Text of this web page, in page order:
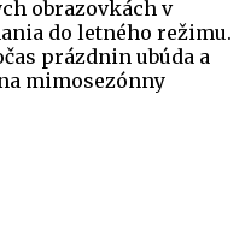
obrazovkách v
do letného režimu.
prázdnin ubúda a
mimosezónny